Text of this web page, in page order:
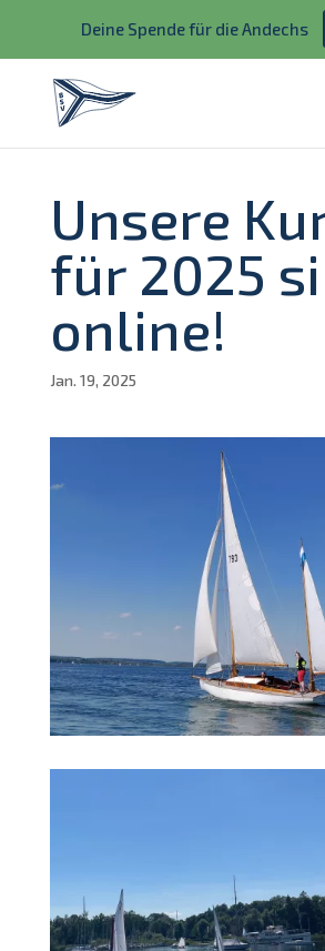
Unsere
für 2025
online!
Jan. 19, 2025
Deine Spende für die Andechs